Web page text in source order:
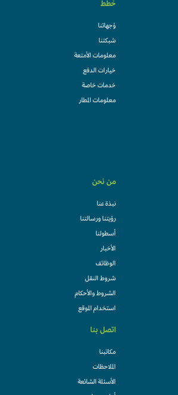
خطط
وُجهاتنا
شبكتنا
معلومات الأمتعة
خيارات الدفع
خدمات خاصة
معلومات المطار
من نحن
نبذة عنا
رؤيتنا ورسالتنا
أسطولنا
الأخبار
الوظائف
شروط النقل
الشروط والأحكام
استخدام الموقع
اتصل بنا
مكاتبنا
الملاحظات
الأسئلة الشائعة